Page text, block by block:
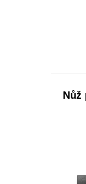
Nůž